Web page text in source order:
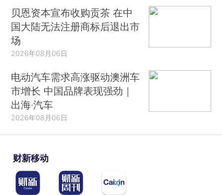
贝恩资本宣布收购贡茶 在中
国大陆无法注册商标后退出市
场
2026年08月06日
电动汽车需求高涨驱动澳洲车
市增长 中国品牌表现强劲｜
出海·汽车
2026年08月06日
财新移动